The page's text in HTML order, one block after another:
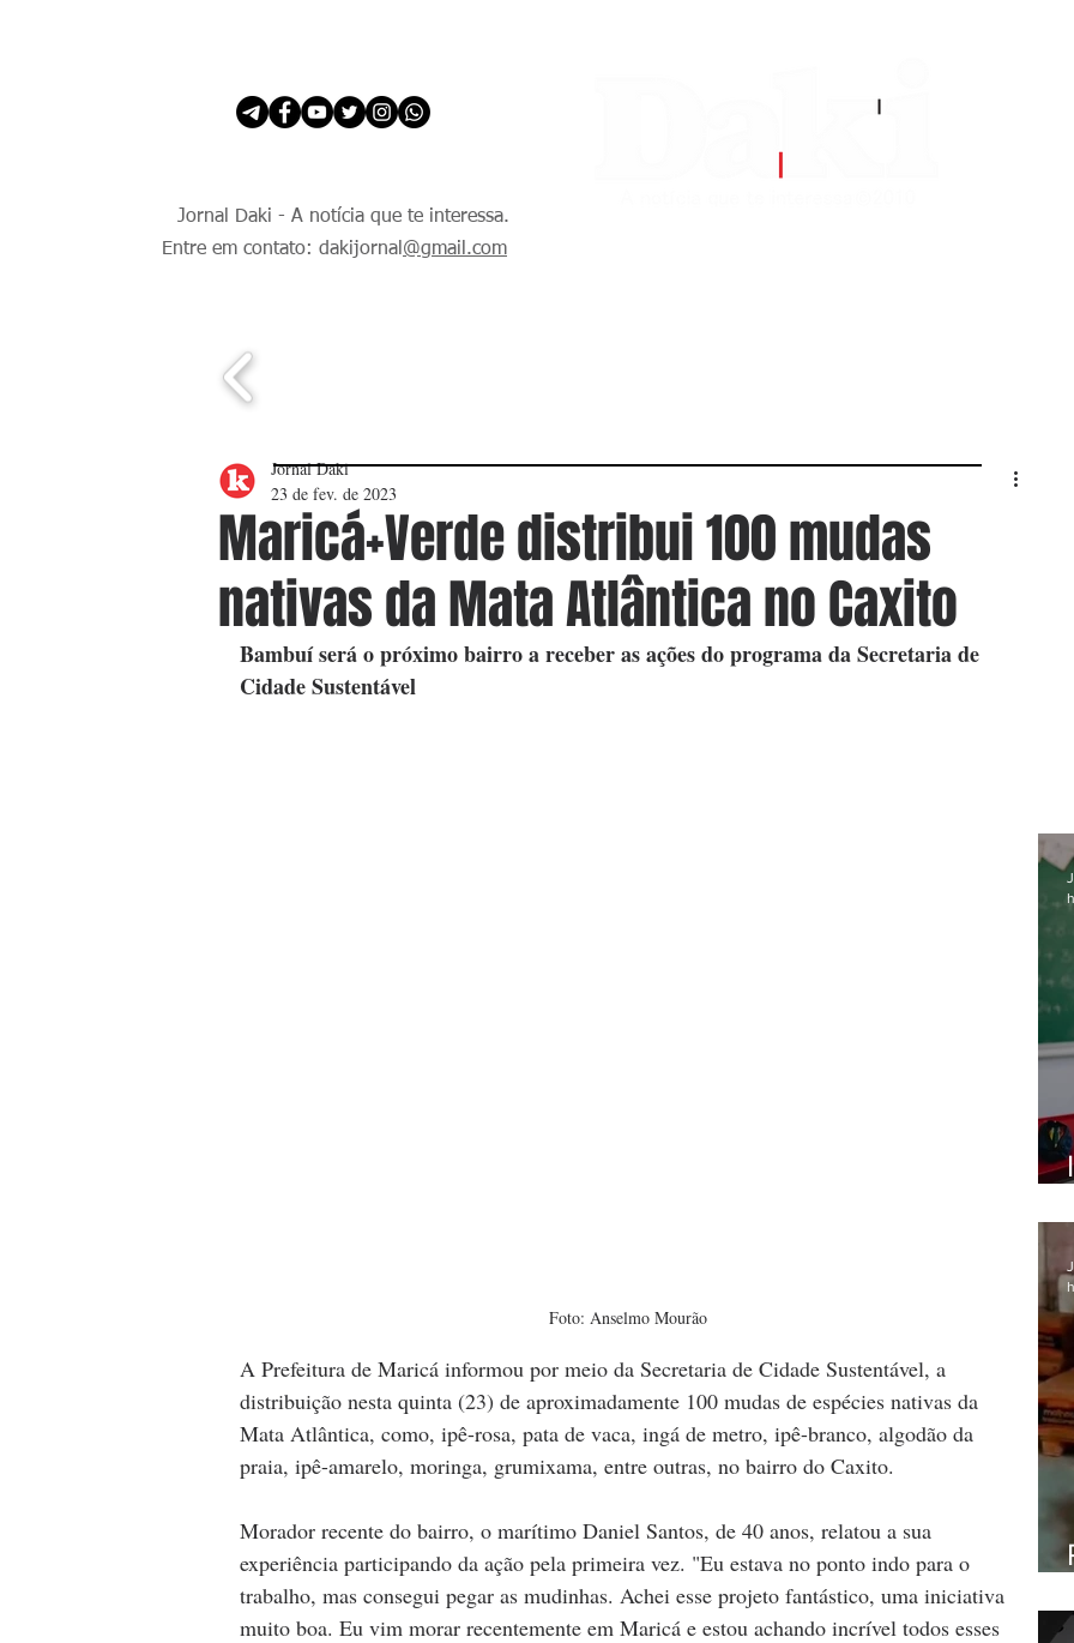
Jornal Daki - A notícia que te interessa.
Entre em contato: dakijornal @gmail.com
Maricá+Verde distribui 100 mudas
nativas da Mata Atlântica no Caxito
Jornal Daki
23 de fev. de 2023
Bambuí será o próximo bairro a receber as ações do programa da Secretaria de
Cidade Sustentável
Foto: Anselmo Mourão
A Prefeitura de Maricá informou por meio da Secretaria de Cidade Sustentável, a
distribuição nesta quinta (23) de aproximadamente 100 mudas de espécies nativas da
Mata Atlântica, como, ipê-rosa, pata de vaca, ingá de metro, ipê-branco, algodão da
praia, ipê-amarelo, moringa, grumixama, entre outras, no bairro do Caxito.
Morador recente do bairro, o marítimo Daniel Santos, de 40 anos, relatou a sua
experiência participando da ação pela primeira vez. "Eu estava no ponto indo para o
trabalho, mas consegui pegar as mudinhas. Achei esse projeto fantástico, uma iniciativa
muito boa. Eu vim morar recentemente em Maricá e estou achando incrível todos esses